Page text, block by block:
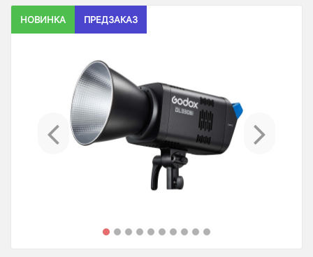
НОВИНКА ПРЕДЗАКАЗ
Previous